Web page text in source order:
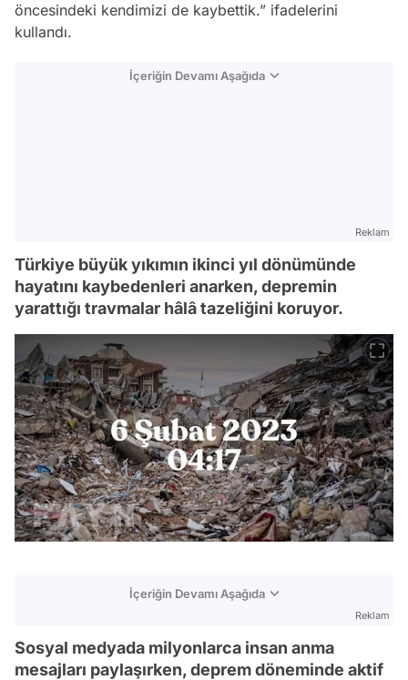
öncesindeki kendimizi de kaybettik.” ifadelerini
kullandı.
İçeriğin Devamı Aşağıda
Reklam
Türkiye büyük yıkımın ikinci yıl dönümünde
hayatını kaybedenleri anarken, depremin
yarattığı travmalar hâlâ tazeliğini koruyor.
İçeriğin Devamı Aşağıda
Reklam
Sosyal medyada milyonlarca insan anma
mesajları paylaşırken, deprem döneminde aktif